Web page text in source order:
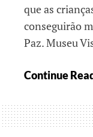
que as
conseguirão
Paz. Museu
Continue